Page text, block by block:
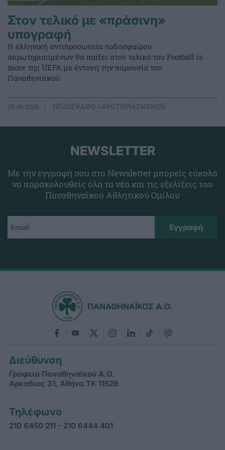
Στον τελικό με «πράσινη»
υπογραφή
Η ελληνική αντιπροσωπεία ποδοσφαίρου
ακρωτηριασμένων θα παίξει στον τελικό του Football is
more της UEFA με έντονη την παρουσία του
Παναθηναϊκού.
08.08.2026 ΠΟΔΟΣΦΑΙΡΟ ΑΚΡΩΤΗΡΙΑΣΜΕΝΩΝ
NEWSLETTER
Με την εγγραφή σου στο Newsletter μπορείς εύκολα
να παρακολουθείς όλα τα νέα και τις εξελίξεις του
Παναθηναϊκού Αθλητικού Ομίλου
ΠΑΝΑΘΗΝΑΪΚΟΣ Α.Ο.
Διεύθυνση
Γραφεία Παναθηναϊκού Α.Ο.
Αρκαδίας 31, Αθήνα ΤΚ 11526
Τηλέφωνο
210 6450 211 - 210 6444 401